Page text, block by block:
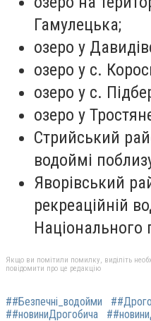
Гамулецька;
озеро у
озеро у с.
озеро у с.
озеро у
Стрийський
водоймі
Яворівський
рекреаційній
Національного
Якщо ви помітили помилку, виділіть
повідомити про це редакцію
##Безпечні_водойми
##новиниДрогобича